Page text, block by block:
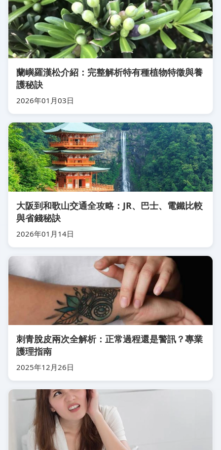
蘭嶼羅漢松介紹：完整解析特有種植物特徵與養
護秘訣
2026年01月03日
大阪到和歌山交通全攻略：JR、巴士、電鐵比較
與省錢秘訣
2026年01月14日
刺青脫皮兩次全解析：正常過程還是警訊？專業
護理指南
2025年12月26日